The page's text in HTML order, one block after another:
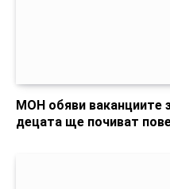
МОН обяви ваканциите
децата ще почиват